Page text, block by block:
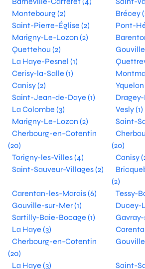
Montebourg (2)
Brécey
Saint-Pierre-Église (2)
Pont-
Marigny-Le-Lozon (2)
Quettehou (2)
La Haye-Pesnel (1)
Cerisy-la-Salle (1)
Canisy (2)
Yquelon
Saint-Jean-de-Daye (1)
La Colombe (3)
Vesly (1)
Marigny-Le-Lozon (2)
Saint-
Cherbourg-en-Cotentin
(20)
(20)
Torigny-les-Villes (4)
Canisy
Saint-Sauveur-Villages (2)
(2)
Carentan-les-Marais (6)
Tessy-
Gouville-sur-Mer (1)
Ducey-
Sartilly-Baie-Bocage (1)
La Haye (3)
Cherbourg-en-Cotentin
(20)
La Haye (3) Saint-